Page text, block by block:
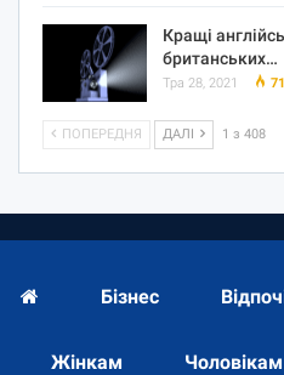
Кращі
британських…
Тра 28, 2021
ПОПЕРЕДНЯ ДАЛІ 1 з 408
Бізнес
Жінкам Чоловікам